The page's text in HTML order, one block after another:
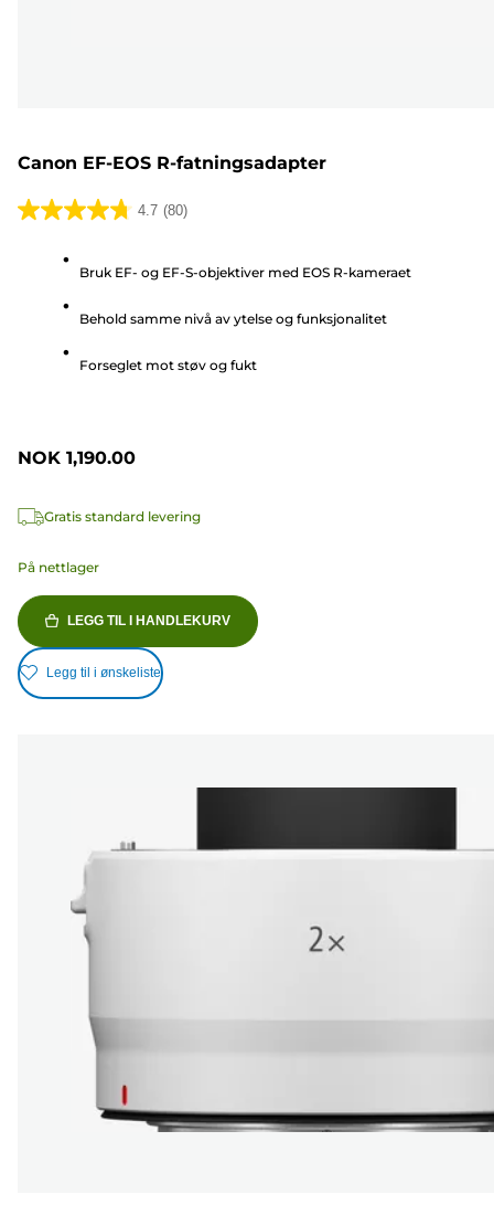
Canon EF-EOS R-fatningsadapter
4.7 (80)
4.7
stjerner.
omtaler
Bruk EF- og EF-S-objektiver med EOS R-kameraet
Behold samme nivå av ytelse og funksjonalitet
Forseglet mot støv og fukt
NOK 1,190.00
Gratis standard levering
På nettlager
LEGG TIL I HANDLEKURV
Legg til i ønskeliste